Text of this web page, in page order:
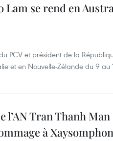
Lam se rend en
PCV et président de la
et en Nouvelle-Zélande du 9 au
l’AN Tran Thanh
à